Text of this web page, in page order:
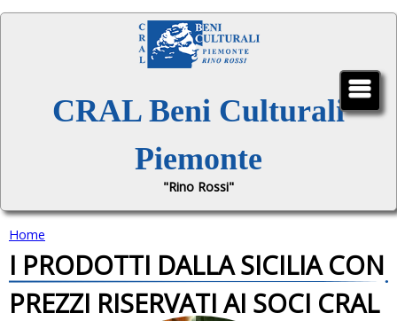
Jump to navigation
CRAL Beni Culturali
Piemonte
"Rino Rossi"
T
u
Home
I PRODOTTI DALLA SICILIA CON
PREZZI RISERVATI AI SOCI CRAL